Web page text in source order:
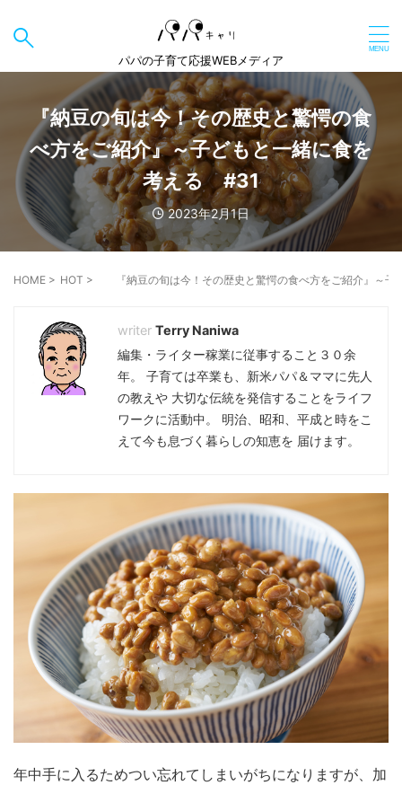
パパの子育て応援WEBメディア
『納豆の旬は今！その歴史と驚愕の食
べ方をご紹介』～子どもと一緒に食を
考える #31
2023年2月1日
HOME > HOT > 『納豆の旬は今！その歴史と驚愕の食べ方をご紹介』～
Terry Naniwa
編集・ライター稼業に従事すること３０余
年。 子育ては卒業も、新米パパ＆ママに先人
の教えや 大切な伝統を発信することをライフ
ワークに活動中。 明治、昭和、平成と時をこ
えて今も息づく暮らしの知恵を 届けます。
年中手に入るためつい忘れてしまいがちになりますが、加